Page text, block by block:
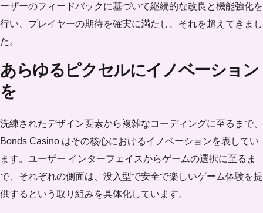
ーザーのフィードバックに基づいて継続的な改良と機能強化を
行い、プレイヤーの期待を確実に満たし、それを超えてきまし
た。
あらゆるピクセルにイノベーション
を
洗練されたデザイン要素から複雑なコーディングに至るまで、
Bonds Casino はその核心におけるイノベーションを表してい
ます。ユーザー インターフェイスからゲームの選択に至るま
で、それぞれの側面は、没入型で安全で楽しいゲーム体験を提
供するという取り組みを具体化しています。